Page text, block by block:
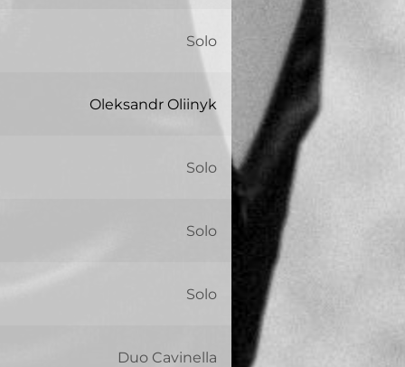
Solo
Oleksandr Oliinyk
Solo
Solo
Solo
Duo Cavinella